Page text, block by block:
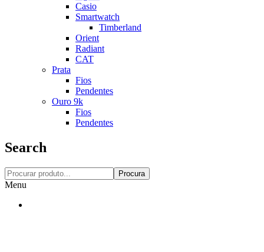
Casio
Smartwatch
Timberland
Orient
Radiant
CAT
Prata
Fios
Pendentes
Ouro 9k
Fios
Pendentes
Search
Procura
Menu